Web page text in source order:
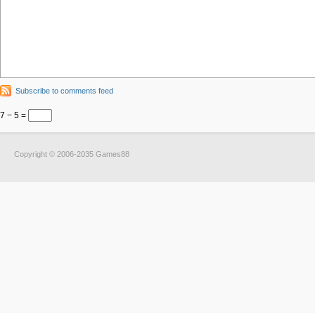
Subscribe to comments feed
7 − 5 =
Copyright © 2006-2035 Games88